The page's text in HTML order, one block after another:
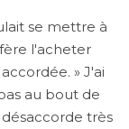
se mettre à
l'acheter
» J'ai
au bout de
désaccorde très